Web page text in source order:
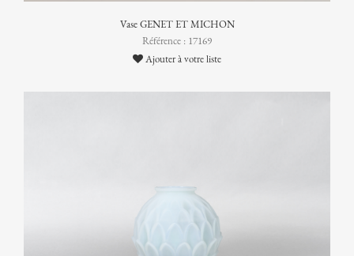
Vase GENET ET MICHON
Référence : 17169
Ajouter à votre liste